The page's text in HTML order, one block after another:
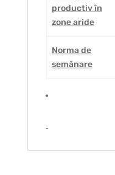
productiv în
zone aride
Norma de
semănare